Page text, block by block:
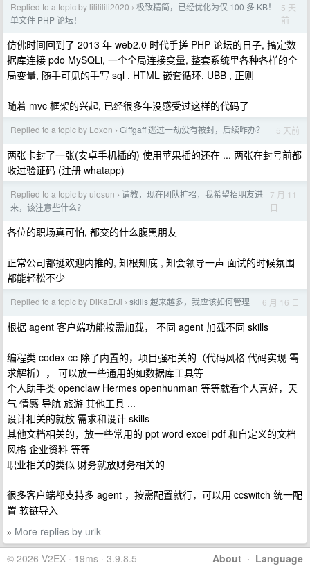
Replied to a topic by lilililili2020 › 极致精简，已经优化为仅 100 多 KB！
单文件 PHP 论坛！
5 天
前
仿佛时间回到了 2013 年 web2.0 时代手搓 PHP 论坛的日子, 搞定数
据库连接 pdo MySQLi, 一个全局连接变量, 整套系统里各种各样的全
局变量, 随手可见的手写 sql , HTML 嵌套循环, UBB , 正则
随着 mvc 框架的兴起, 已经很多年没感受过这样的代码了
Replied to a topic by Loxon › Giffgaff 逃过一劫没有被封，后续咋办？ 5 天前
两张卡封了一张(安卓手机插的) 使用苹果插的还在 ... 两张在封号前都
收过验证码 (注册 whatapp)
Replied to a topic by uiosun › 请教，现在团队扩招，我希望招朋友进
来，该注意些什么？
7 月 11
日
各位的职场真可怕, 都交的什么腹黑朋友
正常公司都挺欢迎内推的, 知根知底 , 知会领导一声 面试的时候氛围
都能轻松不少
Replied to a topic by DiKaErJi › skills 越来越多，我应该如何管理 6 月 16 日
根据 agent 客户端功能按需加载， 不同 agent 加载不同 skills
编程类 codex cc 除了内置的，项目强相关的（代码风格 代码实现 需
求解析）， 可以放一些通用的如数据库工具等
个人助手类 openclaw Hermes openhunman 等等就看个人喜好，天
气 情感 导航 旅游 其他工具 ...
设计相关的就放 需求和设计 skills
其他文档相关的，放一些常用的 ppt word excel pdf 和自定义的文档
风格 企业资料 等等
职业相关的类似 财务就放财务相关的
很多客户端都支持多 agent ，按需配置就行，可以用 ccswitch 统一配
置 软链导入
» More replies by urlk
About · Language
© 2026 V2EX · 19ms · 3.9.8.5